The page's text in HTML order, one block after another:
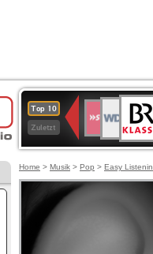
Top 10
Zuletzt
80er
90er
OLDIE
4
BR-
SWR
Kultur
NDR
2
Home > Musik > Pop > Easy